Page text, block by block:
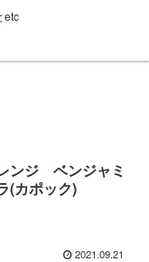
etc
ンジ ベンジャミ
(カポック)
2021.09.21